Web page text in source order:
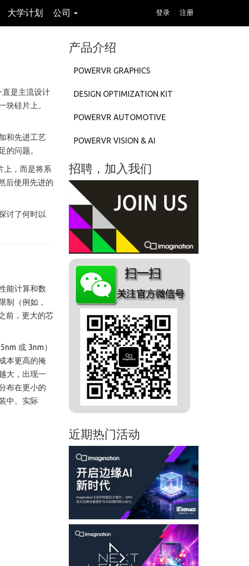
大学计划 公司 登录 注册
直是主流设计
块硅片上。
和先进工艺
的问题。
上，而是将系
后使用先进的
讨了何时以
能计算和数
制（例如，
前，更大的芯
或 3nm）
本更高的掩
大，出现一
布在更小的
中。实际
产品介绍
POWERVR GRAPHICS
DESIGN OPTIMIZATION KIT
POWERVR AUTOMOTIVE
POWERVR VISION & AI
招聘，加入我们
近期热门活动